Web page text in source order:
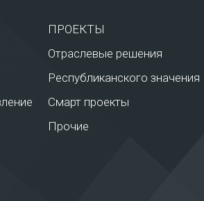
ПРОЕКТЫ
Отраслевые решения
Республиканского значения
Смарт проекты
Прочие